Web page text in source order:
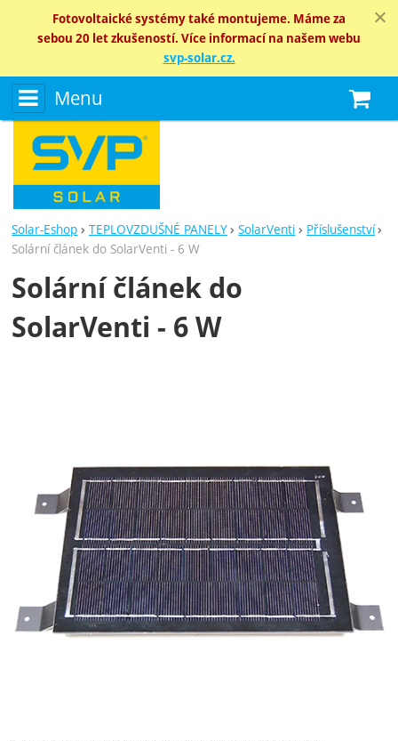
Fotovoltaické systémy také montujeme. Máme za
sebou 20 let zkušeností. Více informací na našem webu
svp-solar.cz.
Menu
Solar-Eshop TEPLOVZDUŠNÉ PANELY SolarVenti
Příslušenství
Solární článek do SolarVenti - 6 W
Solární článek do
SolarVenti - 6 W